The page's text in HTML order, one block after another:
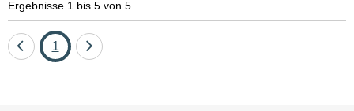
Ergebnisse 1 bis 5 von 5
EineSeite
1
Eine